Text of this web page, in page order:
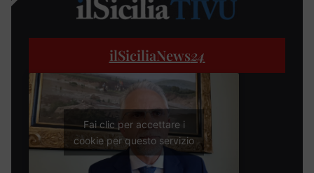
ilSiciliaNews24
Fai clic per accettare i
cookie per questo servizio